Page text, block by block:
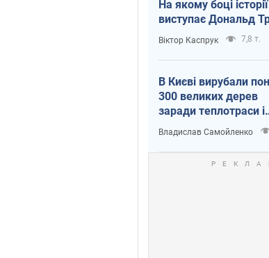
На якому боці історії
виступає Дональд
Віктор Каспрук 7,8 т.
В Києві вирубали
300 великих дерев
заради теплотраси і
всупереч Генплану
Владислав Самойленко